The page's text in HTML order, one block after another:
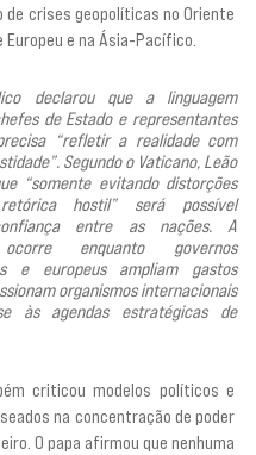
de crises geopolíticas no Oriente
Europeu e na Ásia-Pacífico.
declarou que a linguagem
de Estado e representantes
“refletir a realidade com
Segundo o Vaticano, Leão
“somente evitando distorções
hostil” será possível
entre as nações. A
enquanto governos
e europeus ampliam gastos
organismos internacionais
às agendas estratégicas de
criticou modelos políticos e
na concentração de poder
O papa afirmou que nenhuma